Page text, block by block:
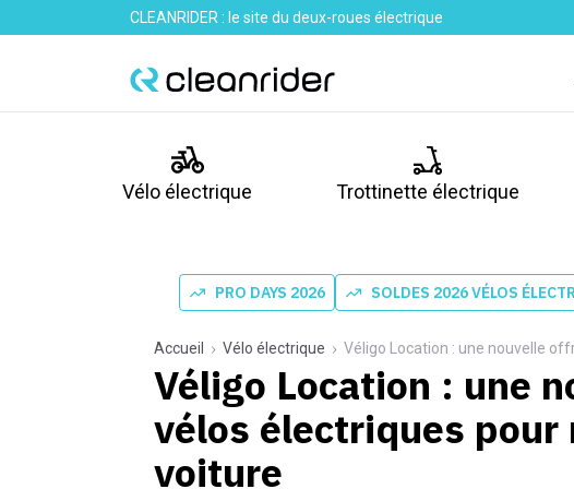
CLEANRIDER : le site du deux-roues électrique
Vélo électrique Trottinette électrique
PRO DAYS 2026 SOLDES 2026 VÉLOS
Accueil Vélo électrique Véligo Location : une nouvelle
Véligo Location : une
vélos électriques pour
voiture